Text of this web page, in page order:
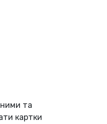
та
картки